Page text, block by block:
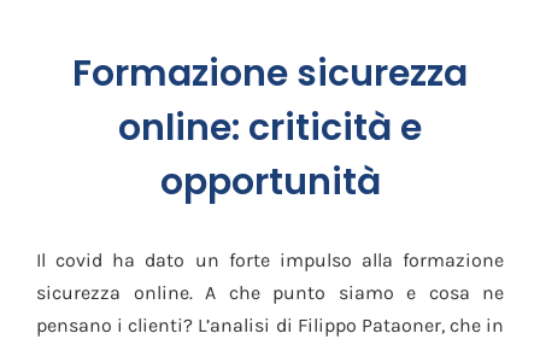
Formazione sicurezza
online: criticità e
opportunità
Il covid ha dato un forte impulso alla formazione
sicurezza online. A che punto siamo e cosa ne
pensano i clienti? L’analisi di Filippo Pataoner, che in